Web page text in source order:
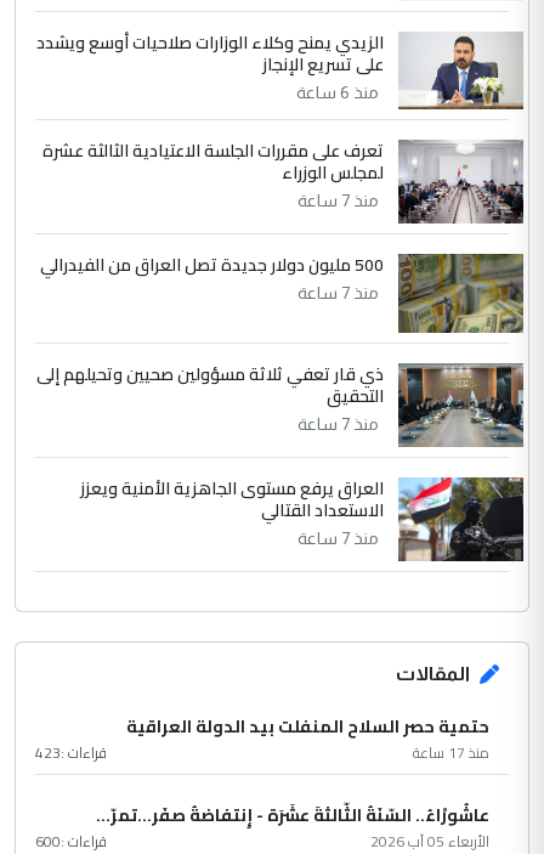
5
التعليق : تحياتي لك استاذ حامدتركان. كلام
دقيق ومسؤول؛ فالاستثمار الحقيقي للإنسان
الموضوع :
بين الإهمال واغتصاب الأرض.. بلاد
الرافدين تعاني الجفاف والتصحر!!
الزيدي يمنح وكلاء الوزارات صلاحيات أوسع ويشدد
على تسريع الإنجاز
منذ 6 ساعة
تعرف على مقررات الجلسة الاعتيادية الثالثة عشرة
لمجلس الوزراء
منذ 7 ساعة
500 مليون دولار جديدة تصل العراق من الفيدرالي
منذ 7 ساعة
ذي قار تعفي ثلاثة مسؤولين صحيين وتحيلهم إلى
التحقيق
منذ 7 ساعة
العراق يرفع مستوى الجاهزية الأمنية ويعزز
الاستعداد القتالي
منذ 7 ساعة
المقالات
حتمية حصر السلاح المنفلت بيد الدولة العراقية
منذ 17 ساعة قراءات :423
عاشُورْاءُ.. السّنَةُ الثّالثةَ عشَرَة - إِنتفاضةُ صفَر…تمرّ...
الأربعاء 05 آب 2026 قراءات :600